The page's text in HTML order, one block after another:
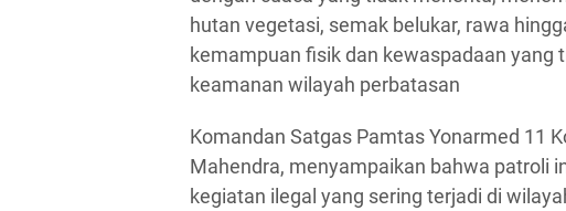
hutan vegetasi, semak belukar, rawa
kemampuan fisik dan kewaspadaan
keamanan wilayah perbatasan
Komandan Satgas Pamtas Yonarmed 11
Mahendra, menyampaikan bahwa patroli
kegiatan ilegal yang sering terjadi di